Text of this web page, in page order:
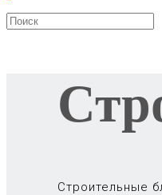
Строительные